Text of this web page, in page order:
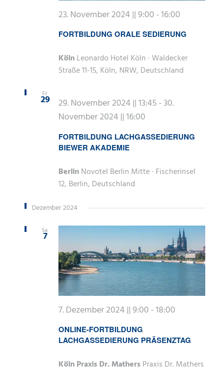
FORTBILDUNG ORALE SEDIERUNG
23. November 2024 || 9:00 -16:00
KölnLeonardo Hotel Köln · Waldecker
Straße 11-15, Köln, NRW, Deutschland
Fr.
29
FORTBILDUNG LACHGASSEDIERUNG
BIEWER AKADEMIE
29. November 2024 || 13:45-30.
November 2024 || 16:00
BerlinNovotel Berlin Mitte · Fischerinsel
12, Berlin, Deutschland
Dezember 2024
Sa.
7
ONLINE-FORTBILDUNG
LACHGASSEDIERUNG PRÄSENZTAG
7. Dezember 2024 || 9:00 -18:00
Köln Praxis Dr. MathersPraxis Dr. Mathers